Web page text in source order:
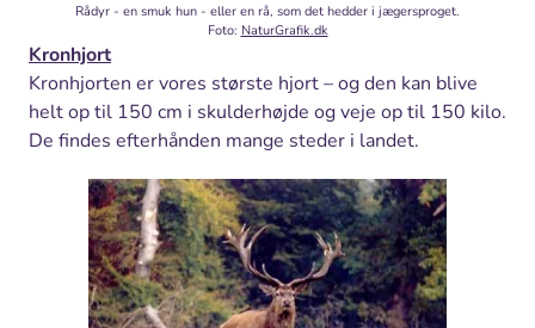
Rådyr - en smuk hun - eller en rå, som det hedder i jægersproget.
Foto: NaturGrafik.dk
Kronhjort
Kronhjorten er vores største hjort – og den kan blive
helt op til 150 cm i skulderhøjde og veje op til 150 kilo.
De findes efterhånden mange steder i landet.